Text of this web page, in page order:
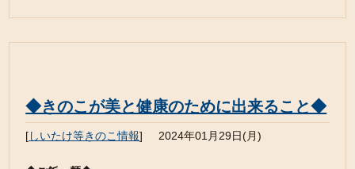
◆きのこが美と健康のために出来ること◆
[しいたけ等きのこ情報] 2024年01月29日(月)